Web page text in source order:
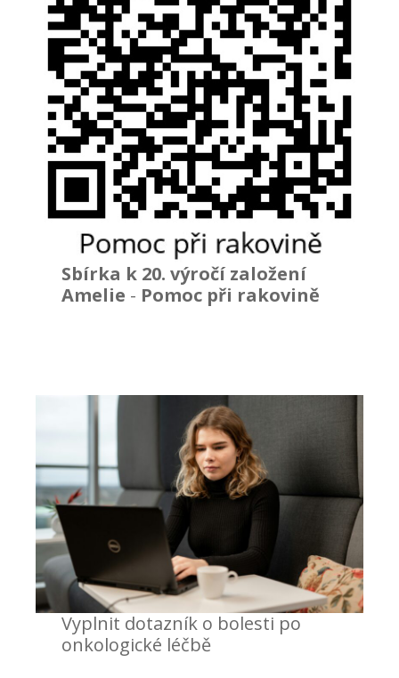
Sbírka k 20. výročí založení
Amelie - Pomoc při rakovině
Vyplnit dotazník o bolesti po
onkologické léčbě